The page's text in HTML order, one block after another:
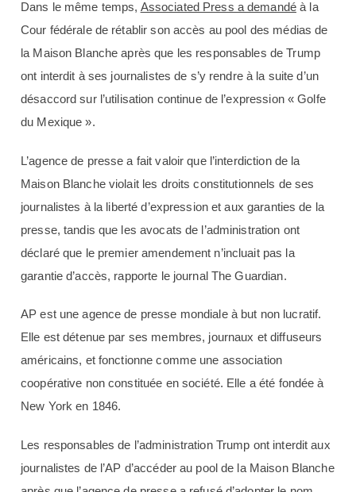
Dans le même temps, Associated Press a demandé à la
Cour fédérale de rétablir son accès au pool des médias de
la Maison Blanche après que les responsables de Trump
ont interdit à ses journalistes de s’y rendre à la suite d’un
désaccord sur l’utilisation continue de l’expression « Golfe
du Mexique ».
L’agence de presse a fait valoir que l’interdiction de la
Maison Blanche violait les droits constitutionnels de ses
journalistes à la liberté d’expression et aux garanties de la
presse, tandis que les avocats de l’administration ont
déclaré que le premier amendement n’incluait pas la
garantie d’accès, rapporte le journal The Guardian.
AP est une agence de presse mondiale à but non lucratif.
Elle est détenue par ses membres, journaux et diffuseurs
américains, et fonctionne comme une association
coopérative non constituée en société. Elle a été fondée à
New York en 1846.
Les responsables de l’administration Trump ont interdit aux
journalistes de l’AP d’accéder au pool de la Maison Blanche